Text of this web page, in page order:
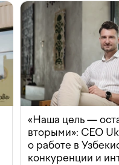
«Наша цель —
вторыми»: CEO
о работе в
конкуренции и